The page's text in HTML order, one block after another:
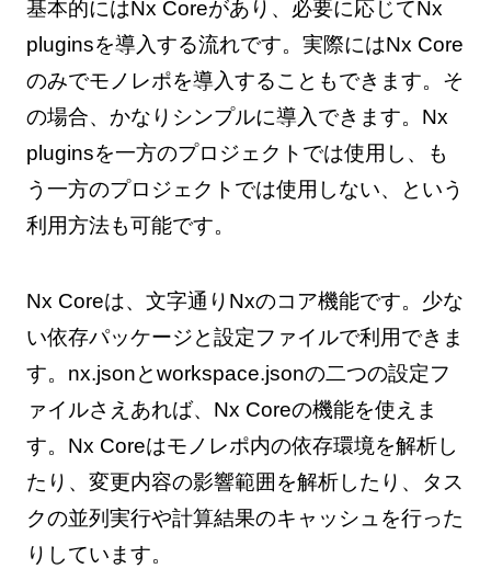
基本的にはNx Coreがあり、必要に応じてNx
pluginsを導入する流れです。実際にはNx Core
のみでモノレポを導入することもできます。そ
の場合、かなりシンプルに導入できます。Nx
pluginsを一方のプロジェクトでは使用し、も
う一方のプロジェクトでは使用しない、という
利用方法も可能です。
Nx Coreは、文字通りNxのコア機能です。少な
い依存パッケージと設定ファイルで利用できま
す。nx.jsonとworkspace.jsonの二つの設定フ
ァイルさえあれば、Nx Coreの機能を使えま
す。Nx Coreはモノレポ内の依存環境を解析し
たり、変更内容の影響範囲を解析したり、タス
クの並列実行や計算結果のキャッシュを行った
りしています。